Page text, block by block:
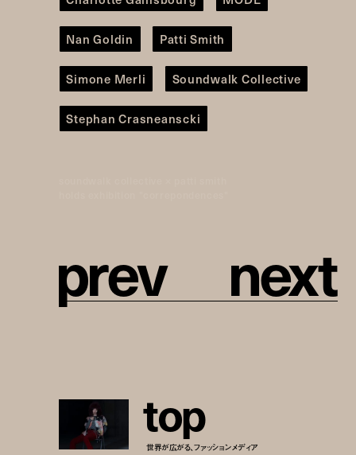
Nan Goldin Patti Smith
Simone Merli Soundwalk Collective
Stephan Crasneanscki
prev next
top
世界が広がる、ファッションメディア